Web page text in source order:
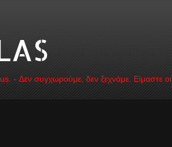
Δεν συγχωρούμε, δεν ξεχνάμε. Είμαστε οι